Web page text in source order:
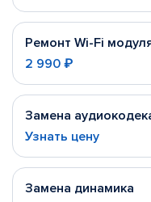
Ремонт Wi-Fi
2 990 ₽
Замена
Узнать цену
Замена динамика